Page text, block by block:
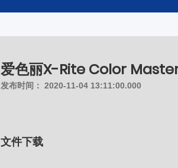
爱色丽X-Rite Color
发布时间： 2020-11-04 13:11:00.000
文件下载